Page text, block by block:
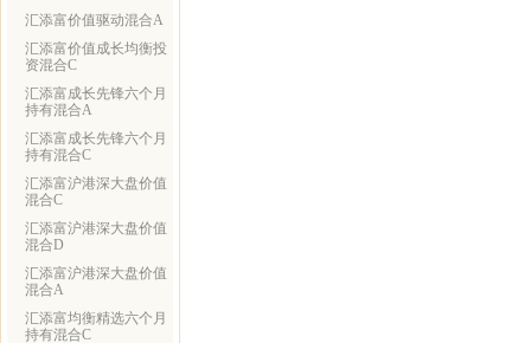
汇添富价值驱动混合A
汇添富价值成长均衡投
资混合C
汇添富成长先锋六个月
持有混合A
汇添富成长先锋六个月
持有混合C
汇添富沪港深大盘价值
混合C
汇添富沪港深大盘价值
混合D
汇添富沪港深大盘价值
混合A
汇添富均衡精选六个月
持有混合C